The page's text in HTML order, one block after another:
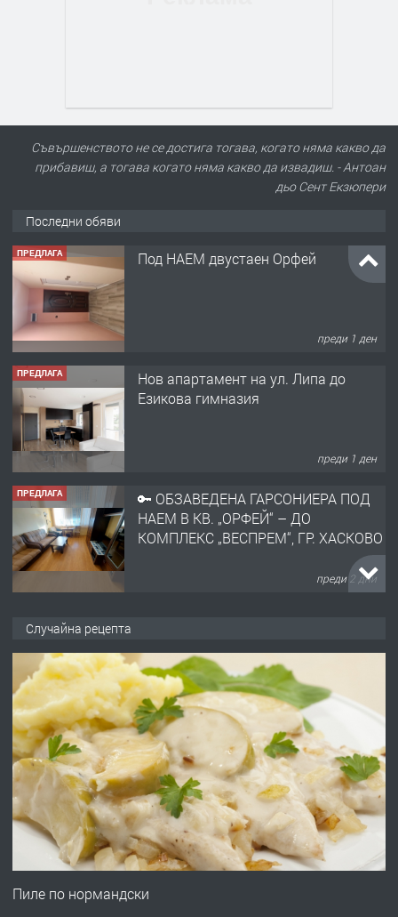
Съвършенството не се достига тогава, когато няма какво да
прибавиш, а тогава когато няма какво да извадиш. - Антоан
дьо Сент Екзюпери
Последни обяви
ПРЕДЛАГА Под НАЕМ двустаен Орфей
преди 1 ден
ПРЕДЛАГА
Нов апартамент на ул. Липа до
Езикова гимназия
преди 1 ден
ПРЕДЛАГА
🔑 ОБЗАВЕДЕНА ГАРСОНИЕРА ПОД
НАЕМ В КВ. „ОРФЕЙ“ – ДО
КОМПЛЕКС „ВЕСПРЕМ“, ГР. ХАСКОВО
преди 2 дни
АПАРТАМЕНТ В ЦЕНТЪРА НА ГР.
ХАСКОВО
преди 3 дни
ПРЕДЛАГА Давам гараж под наем
преди 3 дни
ПРЕДЛАГА
№4120 Магазин/Офис под наем в кв.
градската градина!
Случайна рецепта
Пиле по нормандски